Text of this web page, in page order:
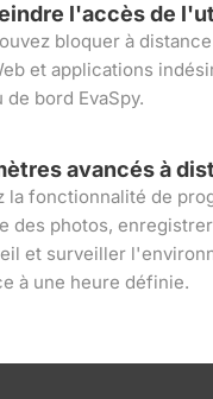
l'accès de
bloquer à
et applications
de bord EvaSpy.
avancés à
la fonctionnalité de
des photos,
et surveiller
à une heure définie.